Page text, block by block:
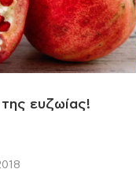
ευζωίας!